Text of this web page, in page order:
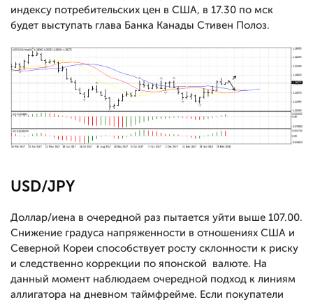
индексу потребительских цен в США, в 17.30 по мск
будет выступать глава Банка Канады Стивен Полоз.
USD/JPY
Доллар/иена в очередной раз пытается уйти выше 107.00.
Снижение градуса напряженности в отношениях США и
Северной Кореи способствует росту склонности к риску
и следственно коррекции по японской валюте. На
данный момент наблюдаем очередной подход к линиям
аллигатора на дневном таймфрейме. Если покупатели